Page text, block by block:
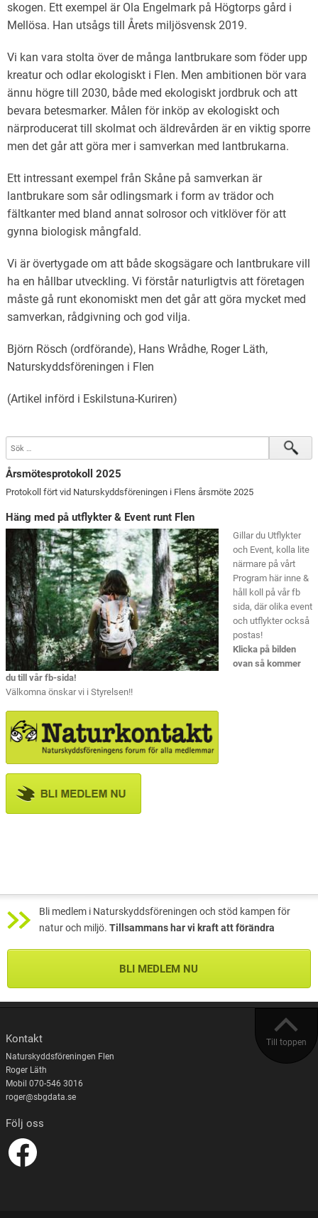
skogen. Ett exempel är Ola Engelmark på Högtorps gård i
Mellösa. Han utsågs till Årets miljösvensk 2019.
Vi kan vara stolta över de många lantbrukare som föder upp
kreatur och odlar ekologiskt i Flen. Men ambitionen bör vara
ännu högre till 2030, både med ekologiskt jordbruk och att
bevara betesmarker. Målen för inköp av ekologiskt och
närproducerat till skolmat och äldrevården är en viktig sporre
men det går att göra mer i samverkan med lantbrukarna.
Ett intressant exempel från Skåne på samverkan är
lantbrukare som sår odlingsmark i form av trädor och
fältkanter med bland annat solrosor och vitklöver för att
gynna biologisk mångfald.
Vi är övertygade om att både skogsägare och lantbrukare vill
ha en hållbar utveckling. Vi förstår naturligtvis att företagen
måste gå runt ekonomiskt men det går att göra mycket med
samverkan, rådgivning och god vilja.
Björn Rösch (ordförande), Hans Wrådhe, Roger Läth,
Naturskyddsföreningen i Flen
(Artikel införd i Eskilstuna-Kuriren)
Årsmötesprotokoll 2025
Protokoll fört vid Naturskyddsföreningen i Flens årsmöte 2025
Häng med på utflykter & Event runt Flen
Gillar du Utflykter
och Event, kolla lite
närmare på vårt
Program här inne &
håll koll på vår fb
sida, där olika event
och utflykter också
postas!
Klicka på bilden
ovan så kommer
du till vår fb-sida!
Välkomna önskar vi i Styrelsen!!
Bli medlem i Naturskyddsföreningen och stöd kampen för
natur och miljö. Tillsammans har vi kraft att förändra
BLI MEDLEM NU
Till toppen
Kontakt
Naturskyddsföreningen Flen
Roger Läth
Mobil 070-546 3016
roger@sbgdata.se
Följ oss